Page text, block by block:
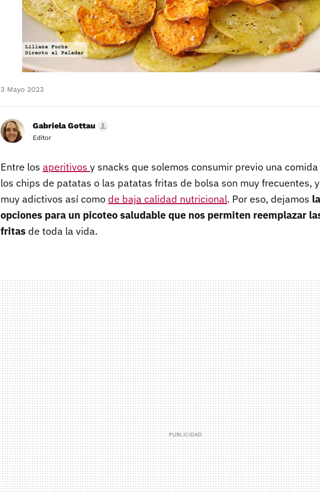
3 Mayo 2023
Gabriela Gottau
Editor
Entre los aperitivos y snacks que solemos consumir previo una
los chips de patatas o las patatas fritas de bolsa son muy frecuentes,
muy adictivos así como de baja calidad nutricional. Por eso, dejamos
opciones para un picoteo saludable que nos permiten reemplazar
fritas de toda la vida.